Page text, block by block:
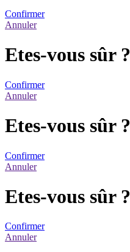
Confirmer
Annuler
Etes-vous sûr ?
Confirmer
Annuler
Etes-vous sûr ?
Confirmer
Annuler
Etes-vous sûr ?
Confirmer
Annuler